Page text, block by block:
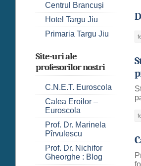
Centrul Brancuși
Hotel Targu Jiu
Primaria Targu Jiu
Site-uri ale
profesorilor nostri
C.N.E.T. Euroscola
Calea Eroilor –
Euroscola
Prof. Dr. Marinela
Pîrvulescu
Prof. Dr. Nichifor
Gheorghe : Blog